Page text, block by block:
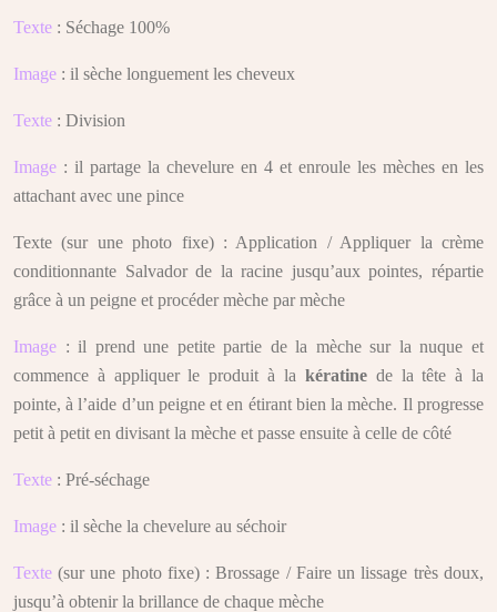
Texte : Séchage 100%
Image : il sèche longuement les cheveux
Texte : Division
Image : il partage la chevelure en 4 et enroule les mèches en les
attachant avec une pince
Texte (sur une photo fixe) : Application / Appliquer la crème
conditionnante Salvador de la racine jusqu’aux pointes, répartie
grâce à un peigne et procéder mèche par mèche
Image : il prend une petite partie de la mèche sur la nuque et
commence à appliquer le produit à la kératinede la tête à la
pointe, à l’aide d’un peigne et en étirant bien la mèche. Il progresse
petit à petit en divisant la mèche et passe ensuite à celle de côté
Texte : Pré-séchage
Image : il sèche la chevelure au séchoir
Texte (sur une photo fixe) : Brossage / Faire un lissage très doux,
jusqu’à obtenir la brillance de chaque mèche